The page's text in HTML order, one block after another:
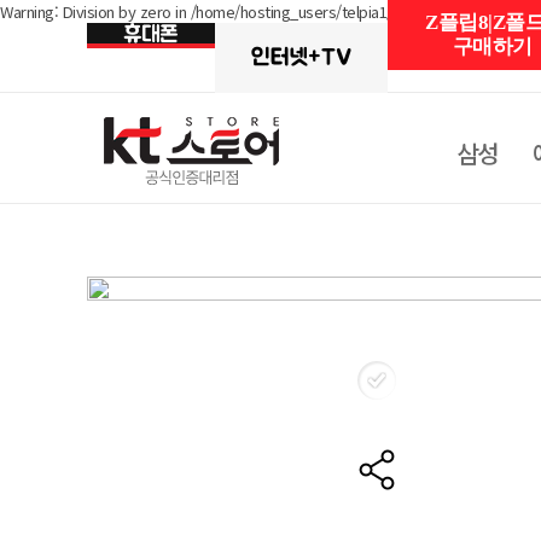
Warning: Division by zero in /home/hosting_users/telpia1/www/shop/
삼성
Z플립8|Z폴
구매하기